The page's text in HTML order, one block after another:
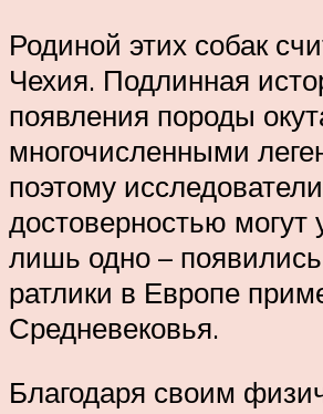
Родиной этих собак
Чехия. Подлинная
появления породы
многочисленными
поэтому
достоверностью могут
лишь одно –
ратлики в Европе
Средневековья.
Благодаря своим